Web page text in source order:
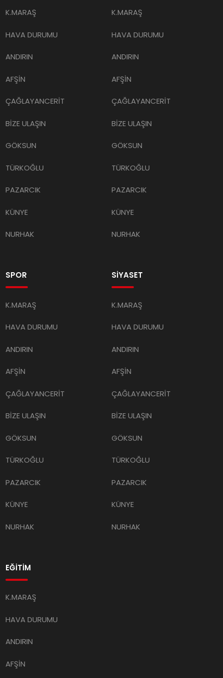
K.MARAŞ
HAVA DURUMU
ANDIRIN
AFŞİN
ÇAĞLAYANCERİT
BİZE ULAŞIN
GÖKSUN
TÜRKOĞLU
PAZARCIK
KÜNYE
NURHAK
K.MARAŞ
HAVA DURUMU
ANDIRIN
AFŞİN
ÇAĞLAYANCERİT
BİZE ULAŞIN
GÖKSUN
TÜRKOĞLU
PAZARCIK
KÜNYE
NURHAK
SPOR
K.MARAŞ
HAVA DURUMU
ANDIRIN
AFŞİN
ÇAĞLAYANCERİT
BİZE ULAŞIN
GÖKSUN
TÜRKOĞLU
PAZARCIK
KÜNYE
NURHAK
SİYASET
K.MARAŞ
HAVA DURUMU
ANDIRIN
AFŞİN
ÇAĞLAYANCERİT
BİZE ULAŞIN
GÖKSUN
TÜRKOĞLU
PAZARCIK
KÜNYE
NURHAK
EĞİTİM
K.MARAŞ
HAVA DURUMU
ANDIRIN
AFŞİN